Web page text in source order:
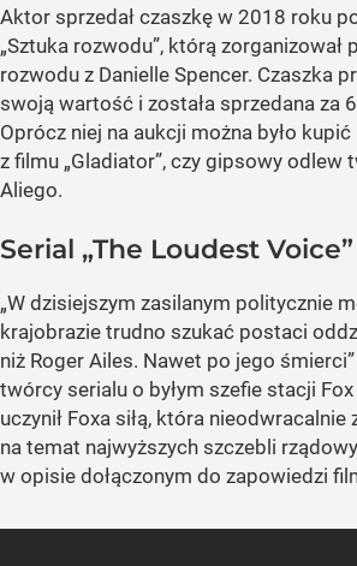
Aktor sprzedał czaszkę w 2018 roku
„Sztuka rozwodu”, którą zorganizował
rozwodu z Danielle Spencer. Czaszka
swoją wartość i została sprzedana za
Oprócz niej na aukcji można było
z filmu „Gladiator”, czy gipsowy odlew
Aliego.
Serial „The Loudest Voice”
„W dzisiejszym zasilanym politycznie
krajobrazie trudno szukać postaci
niż Roger Ailes. Nawet po jego
twórcy serialu o byłym szefie stacji Fox
uczynił Foxa siłą, która nieodwracalnie
na temat najwyższych szczebli
w opisie dołączonym do zapowiedzi